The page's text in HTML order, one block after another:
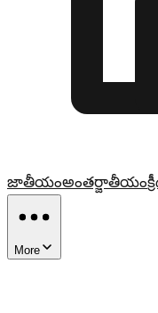
జాతీయంఅంతర్జాతీయం
More